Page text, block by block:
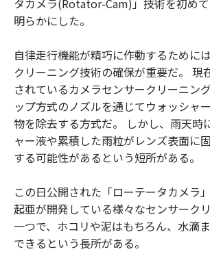
明らかにした。
自律走行機能が精巧に作動するために
クリーニング技術の確保が重要だ。 現
されているカメラセンサークリーニン
ップ方式のノズルを通じてウォッシャ
物を除去する方式だ。 しかし、雨天時
ャー液や累積した雨粒がレンズ表面に
する可能性があるという短所がある。
この日公開された「ローテータカメラ
起亜が開発している様々なセンサーク
一つで、ホコリや泥はもちろん、水滴
できるという長所がある。